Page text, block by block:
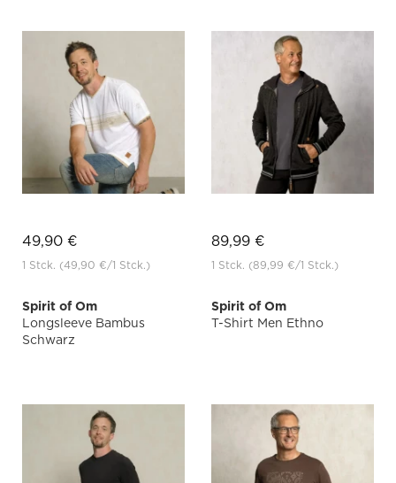
49,90 €
1 Stck. (49,90 €/1 Stck.)
89,99 €
1 Stck. (89,99 €/1 Stck.)
Spirit of Om
Longsleeve Bambus
Schwarz
Spirit of Om
T-Shirt Men Ethno